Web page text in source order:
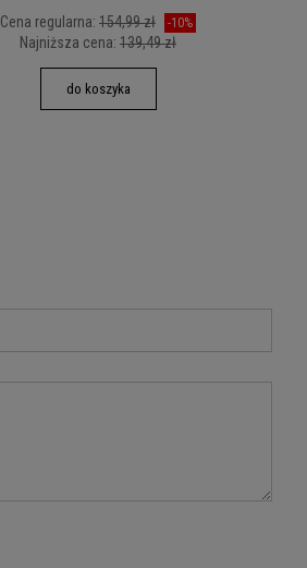
Cena regularna: 154,99 zł -10%
Najniższa cena: 139,49 zł
do koszyka